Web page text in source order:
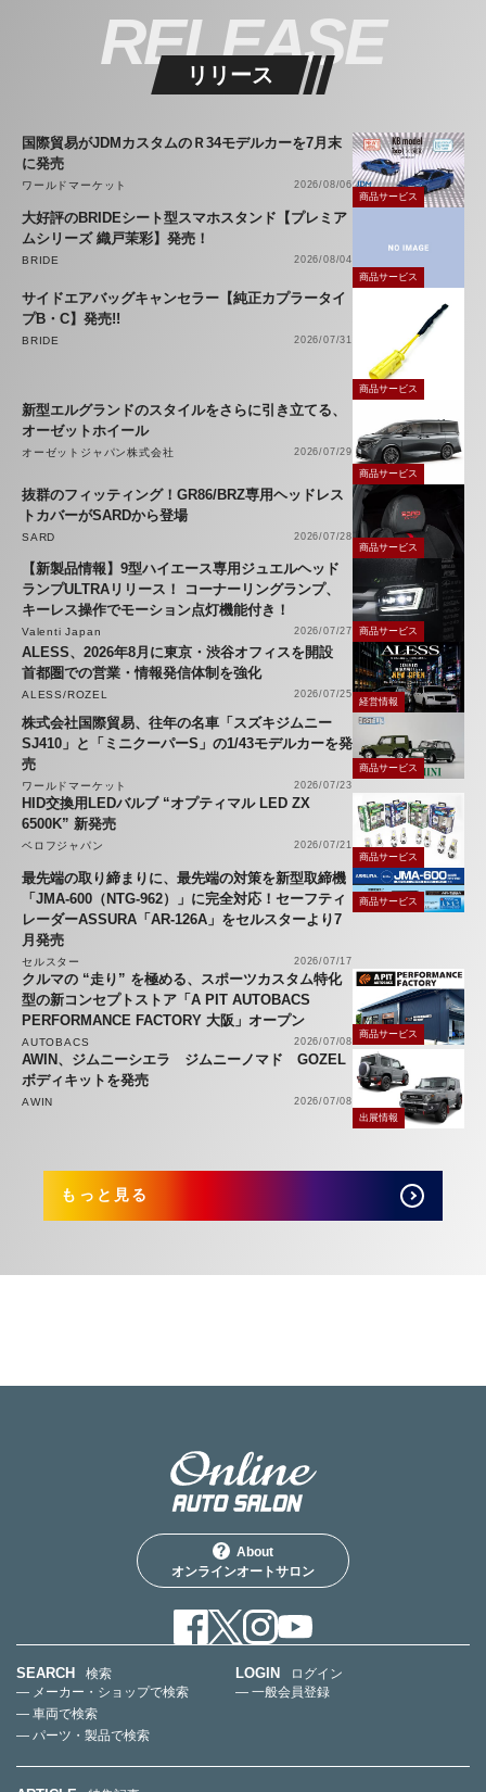
RELEASE
リリース
国際貿易がJDMカスタムのＲ34モデルカーを7月末
に発売
ワールドマーケット
2026/08/06
商品サービス
大好評のBRIDEシート型スマホスタンド【プレミア
ムシリーズ 織戸茉彩】発売！
BRIDE
2026/08/04
商品サービス
サイドエアバッグキャンセラー【純正カプラータイ
プB・C】発売!!
BRIDE 2026/07/31
商品サービス
新型エルグランドのスタイルをさらに引き立てる、
オーゼットホイール
オーゼットジャパン株式会社
2026/07/29
商品サービス
抜群のフィッティング！GR86/BRZ専用ヘッドレス
トカバーがSARDから登場
SARD
2026/07/28
商品サービス
【新製品情報】9型ハイエース専用ジュエルヘッド
ランプULTRAリリース！ コーナーリングランプ、
キーレス操作でモーション点灯機能付き！
Valenti Japan 2026/07/27 商品サービス
ALESS、2026年8月に東京・渋谷オフィスを開設
首都圏での営業・情報発信体制を強化
ALESS/ROZEL 2026/07/25
経営情報
株式会社国際貿易、往年の名車「スズキジムニー
SJ410」と「ミニクーパーS」の1/43モデルカーを発
売
ワールドマーケット 2026/07/23
商品サービス
HID交換用LEDバルブ “オプティマル LED ZX
6500K” 新発売
ベロフジャパン
2026/07/21
商品サービス
最先端の取り締まりに、最先端の対策を新型取締機
「JMA-600（NTG-962）」に完全対応！セーフティ
レーダーASSURA「AR-126A」をセルスターより7
月発売
セルスター 2026/07/17
商品サービス
クルマの “走り” を極める、スポーツカスタム特化
型の新コンセプトストア「A PIT AUTOBACS
PERFORMANCE FACTORY 大阪」オープン
AUTOBACS 2026/07/08
商品サービス
AWIN、ジムニーシエラ ジムニーノマド GOZEL
ボディキットを発売
AWIN
2026/07/08
出展情報
もっと見る
About
オンラインオートサロン
SEARCH
検索
— メーカー・ショップで検索
— 車両で検索
— パーツ・製品で検索
LOGIN
ログイン
— 一般会員登録